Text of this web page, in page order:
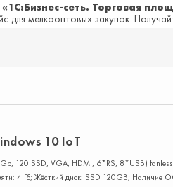
«1С:Бизнес-сеть. Торговая
для мелкооптовых закупок.
10 IoT
120 SSD, VGA, HDMI, 6*RS, 8*USB)
4 Гб; Жёсткий диск: SSD 120GB;